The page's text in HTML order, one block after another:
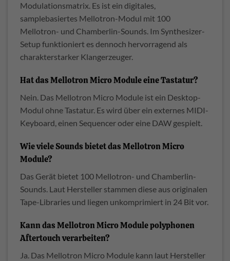
Modulationsmatrix. Es ist ein digitales,
samplebasiertes Mellotron-Modul mit 100
Mellotron- und Chamberlin-Sounds. Im Synthesizer-
Setup funktioniert es dennoch hervorragend als
charakterstarker Klangerzeuger.
Hat das Mellotron Micro Module eine Tastatur?
Nein. Das Mellotron Micro Module ist ein Desktop-
Modul ohne Tastatur. Es wird über ein externes MIDI-
Keyboard, einen Sequencer oder eine DAW gespielt.
Wie viele Sounds bietet das Mellotron Micro
Module?
Das Gerät bietet 100 Mellotron- und Chamberlin-
Sounds. Laut Hersteller stammen diese aus originalen
Tape-Libraries und liegen unkomprimiert in 24 Bit vor.
Kann das Mellotron Micro Module polyphonen
Aftertouch verarbeiten?
Ja. Das Mellotron Micro Module kann laut Hersteller